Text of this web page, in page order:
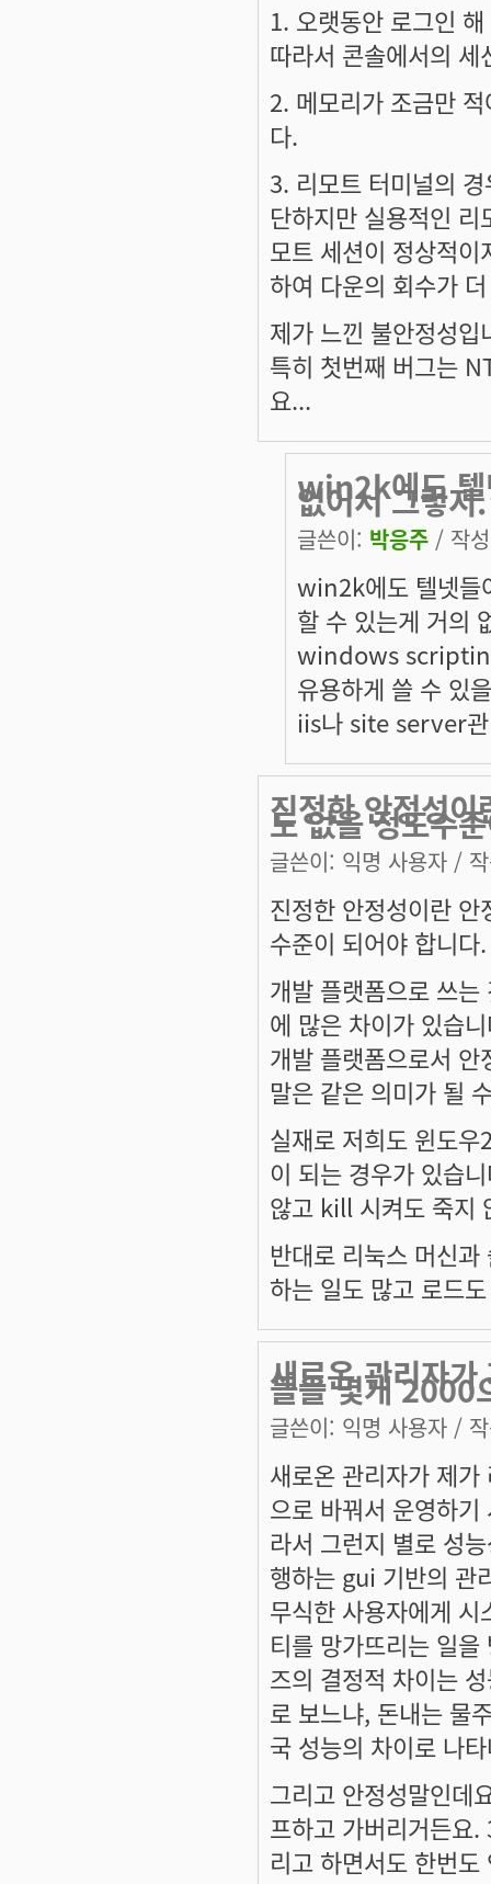
1. 오랫동안 로그인
따라서 콘솔에서의
2. 메모리가 조금만
다.
3. 리모트 터미널의
단하지만 실용적인
모트 세션이 정상적
하여 다운의 회수가
제가 느낀 불안정성입
특히 첫번째 버그는
요...
win2k에도 텔
없어서 그렇지.
글쓴이: 박응주 / 작
win2k에도 텔넷들
할 수 있는게 거의
windows
유용하게 쓸 수 있
iis나 site server관
진정한 안정성
도 없을 정도수
글쓴이: 익명 사용자 /
진정한 안정성이란
수준이 되어야 합니다.
개발 플랫폼으로 쓰
에 많은 차이가 있습
개발 플랫폼으로서
말은 같은 의미가 될
실재로 저희도 윈도
이 되는 경우가 있습
않고 kill 시켜도 죽지
반대로 리눅스 머신
하는 일도 많고 로드
새로온 관리자
들을 몇개 2000
글쓴이: 익명 사용자 /
새로온 관리자가 제
으로 바꿔서 운영하
라서 그런지 별로 성
행하는 gui 기반의 관
무식한 사용자에게
티를 망가뜨리는 일
즈의 결정적 차이는
로 보느냐, 돈내는 물
국 성능의 차이로 나
그리고 안정성말인데
프하고 가버리거든요
리고 하면서도 한번